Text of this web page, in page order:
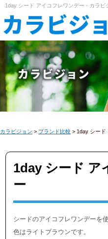
1day シード アイコフレワンデー - カラビ
カラビジョン > ブランド比較 > 1day シード
1day シード ア
ー
シードのアイコフレワンデーを
色はライトブラウンです。